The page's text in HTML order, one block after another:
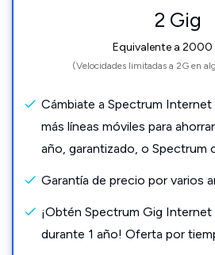
2 Gig
Equivalente a 2000
(Velocidades limitadas a 2G en
Cámbiate a Spectrum
más líneas móviles para
año, garantizado, o Spectrum
Garantía de precio por varios
¡Obtén Spectrum Gig
durante 1 año! Oferta por